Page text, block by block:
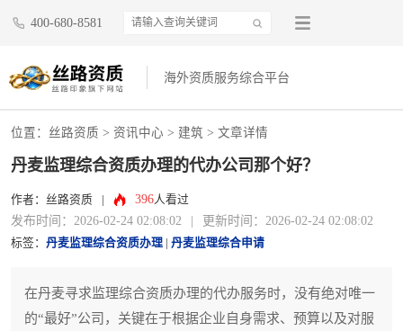
400-680-8581
海外资质服务综合平台
位置： 丝路资质 > 资讯中心 > 建筑 > 文章详情
丹麦监理综合资质办理的代办公司那个好？
作者：丝路资质 396人看过
发布时间：2026-02-24 02:08:02 更新时间：2026-02-24 02:08:02
标签： 丹麦监理综合资质办理 丹麦监理综合申请
在丹麦寻求监理综合资质办理的代办服务时，没有绝对唯一
的“最好”公司，关键在于根据企业自身需求、预算以及对服